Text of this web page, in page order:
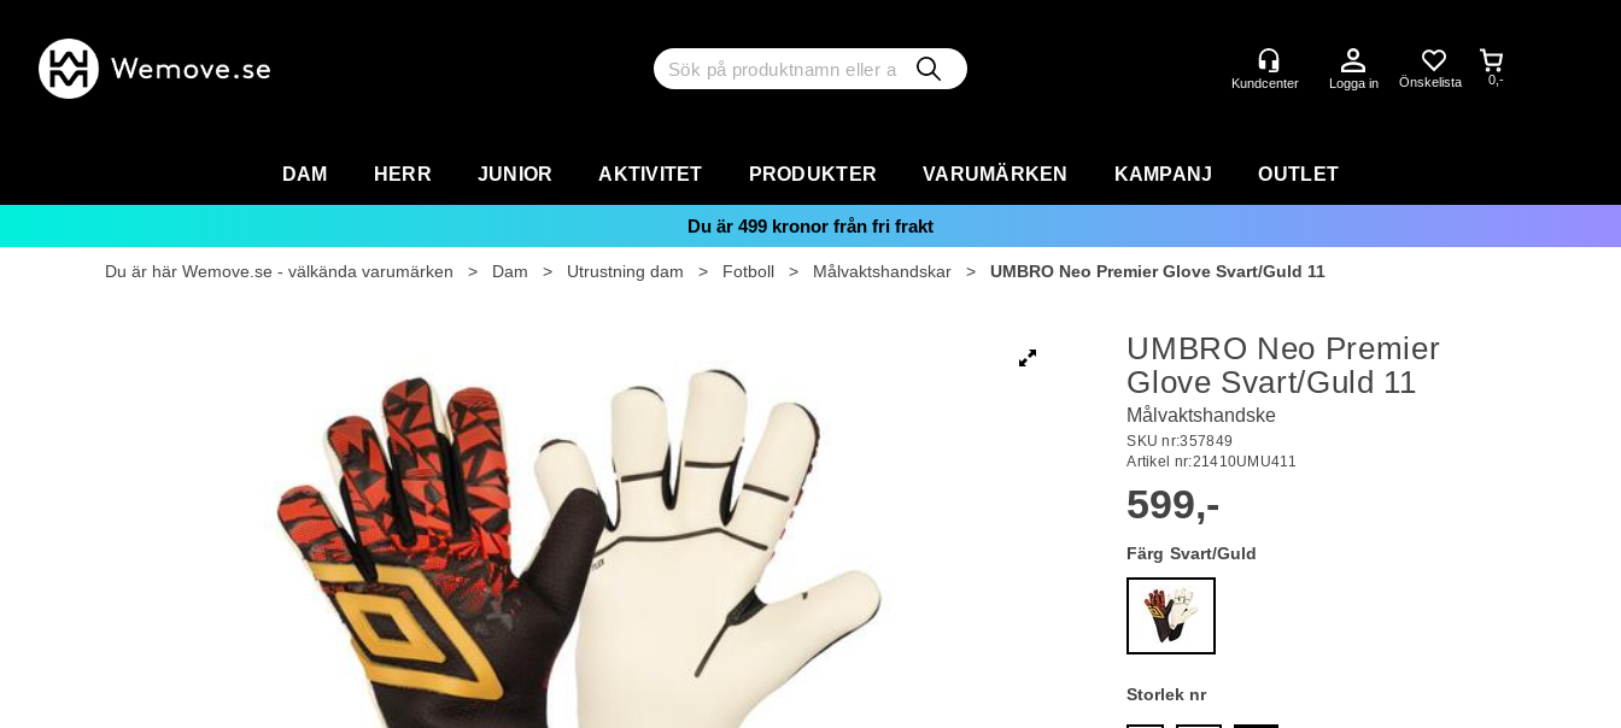
Logga in 0,-
DAM HERR JUNIOR AKTIVITET PRODUKTER VARUMÄRKEN KAMPANJ OUTLET
Du är 499 kronor från fri frakt
Du är här Wemove.se - välkända varumärken > Dam > Utrustning dam > Fotboll > Målvaktshandskar > UMBRO Neo Premier Glove Svart/Guld 11
UMBRO Neo Premier
Glove Svart/Guld 11
Målvaktshandske
SKU nr:357849
Artikel nr:21410UMU411
599,-
Färg Svart/Guld
Storlek nr